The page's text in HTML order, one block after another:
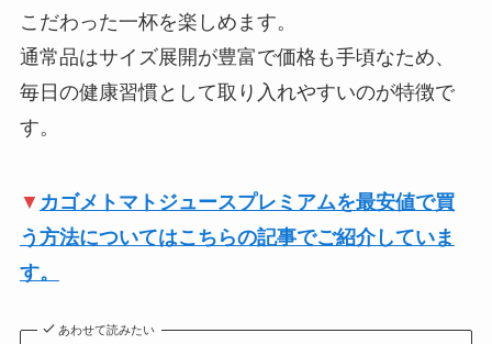
こだわった一杯を楽しめます。
通常品はサイズ展開が豊富で価格も手頃なため、
毎日の健康習慣として取り入れやすいのが特徴で
す。
▼ カゴメトマトジュースプレミアムを最安値で買
う方法についてはこちらの記事でご紹介していま
す。
あわせて読みたい